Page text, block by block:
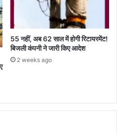
55 नहीं, अब 62 साल में होगी रिटायरमेंट!
बिजली कंपनी ने जारी किए आदेश
2 weeks ago